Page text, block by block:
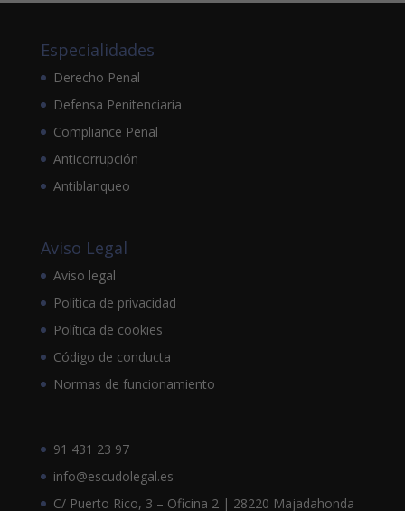
Especialidades
Derecho Penal
Defensa Penitenciaria
Compliance Penal
Anticorrupción
Antiblanqueo
Aviso Legal
Aviso legal
Política de privacidad
Política de cookies
Código de conducta
Normas de funcionamiento
91 431 23 97
info@escudolegal.es
C/ Puerto Rico, 3 – Oficina 2 | 28220 Majadahonda